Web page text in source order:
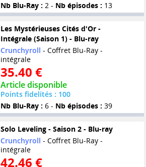
Nb Blu-Ray : 2 - Nb épisodes : 13
Les Mystérieuses Cités d'Or -
Intégrale (Saison 1) - Blu-ray
Crunchyroll - Coffret Blu-Ray -
intégrale
35.40 €
Article disponible
Points fidelités : 100
Nb Blu-Ray : 6 - Nb épisodes : 39
Solo Leveling - Saison 2 - Blu-ray
Crunchyroll - Coffret Blu-Ray -
intégrale
42.46 €